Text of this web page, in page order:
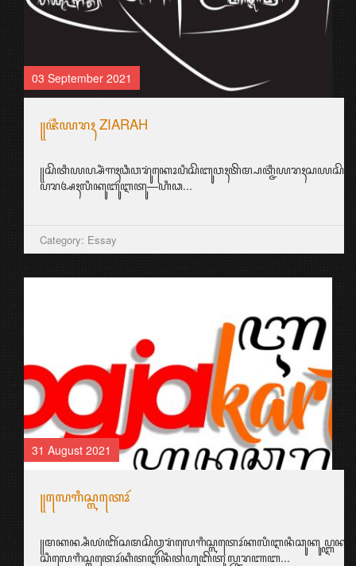
03 September 2021
꧋ꦗ꦳ꦶꦪꦫꦃ ZIARAH
ꦥꦫꦄꦃꦭꦶꦏꦸꦧꦸꦂꦆꦠꦸ—ꦲꦶꦣ...
Category: Essay
31 August 2021
꧋ꦭꦺꦒꦶꦱ꧀ꦭꦠꦺꦴꦂ
ꦱꦶꦭꦺꦒꦶꦱ꧀ꦭꦠꦺꦴꦂꦏꦶꦠꦆꦤꦶꦠꦲꦸꦧꦼꦠꦸꦭ꧀ꦕꦫꦚꦧ...